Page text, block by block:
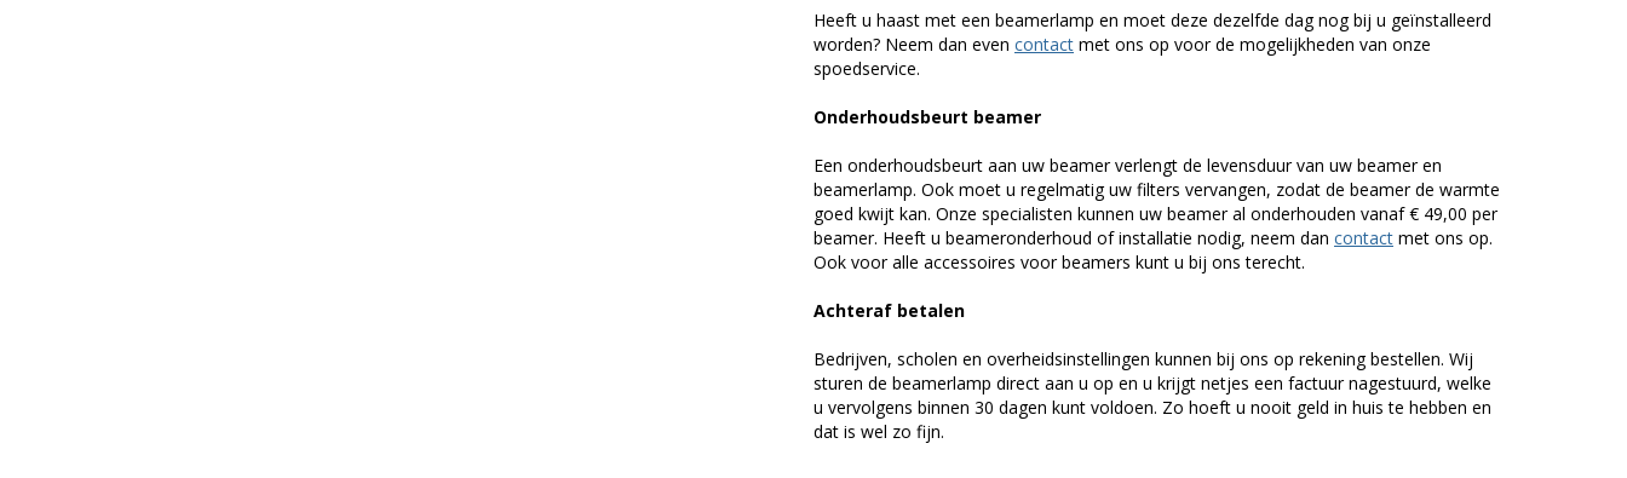
Heeft u haast met een beamerlamp en moet deze dezelfde dag nog bij u geïnstalleerd
worden? Neem dan even contact met ons op voor de mogelijkheden van onze
spoedservice.
Onderhoudsbeurt beamer
Een onderhoudsbeurt aan uw beamer verlengt de levensduur van uw beamer en
beamerlamp. Ook moet u regelmatig uw filters vervangen, zodat de beamer de warmte
goed kwijt kan. Onze specialisten kunnen uw beamer al onderhouden vanaf € 49,00 per
beamer. Heeft u beameronderhoud of installatie nodig, neem dan contact met ons op.
Ook voor alle accessoires voor beamers kunt u bij ons terecht.
Achteraf betalen
Bedrijven, scholen en overheidsinstellingen kunnen bij ons op rekening bestellen. Wij
sturen de beamerlamp direct aan u op en u krijgt netjes een factuur nagestuurd, welke
u vervolgens binnen 30 dagen kunt voldoen. Zo hoeft u nooit geld in huis te hebben en
dat is wel zo fijn.